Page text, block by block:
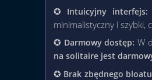
✪ Intuicyjny interfejs:
minimalistyczny i szybki,
✪ Darmowy dostęp: W
na solitaire jest
✪ Brak zbędnego